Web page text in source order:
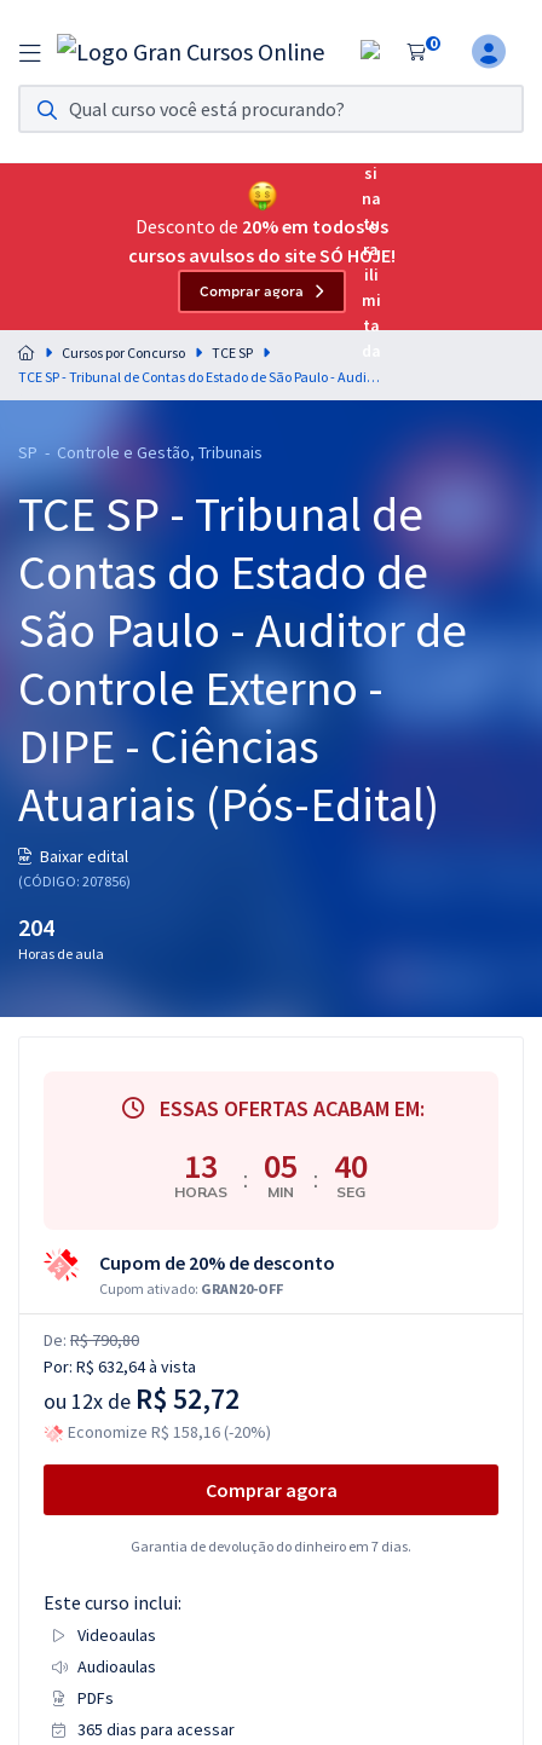
0
Assinatura Ilimitada 11
Acesso a todos os cursos. Teste grátis por 7 dias!
Assinatura OAB Até Passar
Acesso ilimitado a toda preparação para o Exame da
Residências Multiprofissionais
Preparação completa e intensiva para as principais
residências em saúde do Brasil
Cursos 20% OFF
Pós
Graduação
OAB
Questões grátis
Blog
Aprovados
Desconto de 20% em todos os
cursos avulsos do site SÓ HOJE!
Comprar agora
Cursos por Concurso
TCE SP
TCE SP - Tribunal de Contas do Estado de São Paulo - Auditor de Controle Externo - DIPE - Ciências Atuariais (Pós-Edital)
SP - Controle e Gestão, Tribunais
TCE SP - Tribunal de
Contas do Estado de
São Paulo - Auditor de
Controle Externo -
DIPE - Ciências
Atuariais (Pós-Edital)
Baixar edital
(CÓDIGO: 207856)
204
Horas de aula
ESSAS OFERTAS ACABAM EM:
13
HORAS : 05
MIN : 39
SEG
Cupom de 20% de desconto
Cupom ativado: GRAN20-OFF
De: R$ 790,80
Por: R$ 632,64à vista
ou 12x de R$ 52,72
Economize R$ 158,16 (-20%)
Comprar agora
Garantia de devolução do dinheiro em 7 dias.
Este curso inclui:
Videoaulas
Audioaulas
PDFs
365 dias para acessar